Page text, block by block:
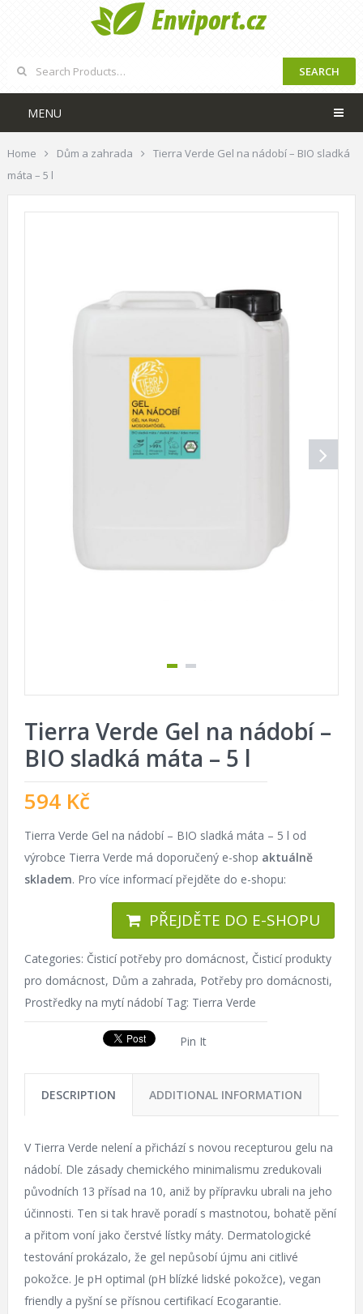
SEARCH
MENU
Home Dům a zahrada
Tierra Verde Gel na nádobí – BIO sladká
máta – 5 l
Tierra Verde Gel na nádobí –
BIO sladká máta – 5 l
594 Kč
Tierra Verde Gel na nádobí – BIO sladká máta – 5 l od
výrobce Tierra Verde má doporučený e-shop aktuálně
skladem. Pro více informací přejděte do e-shopu:
PŘEJDĚTE DO E-SHOPU
Categories: Čisticí potřeby pro domácnost, Čisticí produkty
pro domácnost, Dům a zahrada, Potřeby pro domácnosti,
Prostředky na mytí nádobí Tag: Tierra Verde
Pin It
DESCRIPTION ADDITIONAL INFORMATION
V Tierra Verde nelení a přichází s novou recepturou gelu na
nádobí. Dle zásady chemického minimalismu zredukovali
původních 13 přísad na 10, aniž by přípravku ubrali na jeho
účinnosti. Ten si tak hravě poradí s mastnotou, bohatě pění
a přitom voní jako čerstvé lístky máty. Dermatologické
testování prokázalo, že gel nepůsobí újmu ani citlivé
pokožce. Je pH optimal (pH blízké lidské pokožce), vegan
friendly a pyšní se přísnou certifikací Ecogarantie.